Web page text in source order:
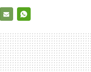
MAIL